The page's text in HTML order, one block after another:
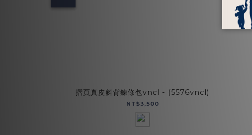
摺頁真皮斜背鍊條包vncl - (5576vncl)
NT$3,500